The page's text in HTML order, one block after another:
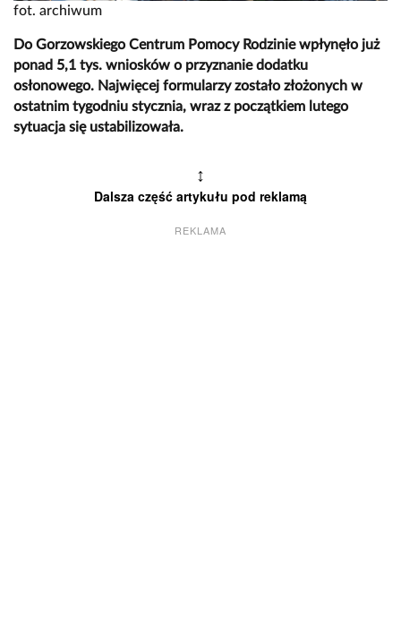
fot. archiwum
Do Gorzowskiego Centrum Pomocy Rodzinie wpłynęło już
ponad 5,1 tys. wniosków o przyznanie dodatku
osłonowego. Najwięcej formularzy zostało złożonych w
ostatnim tygodniu stycznia, wraz z początkiem lutego
sytuacja się ustabilizowała.
↕
Dalsza część artykułu pod reklamą
REKLAMA